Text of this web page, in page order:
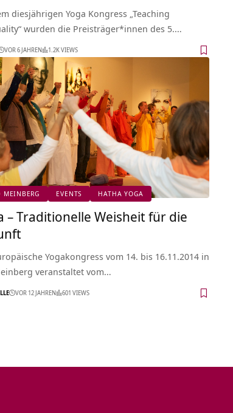
diesjährigen Yoga Kongress „Teaching
wurden die Preisträger*innen des 5.…
VOR 6 JAHREN 1.2K VIEWS
MEINBERG EVENTS HATHA YOGA
– Traditionelle Weisheit für die
Yogakongress vom 14. bis 16.11.2014 in
veranstaltet vom…
VOR 12 JAHREN 601 VIEWS